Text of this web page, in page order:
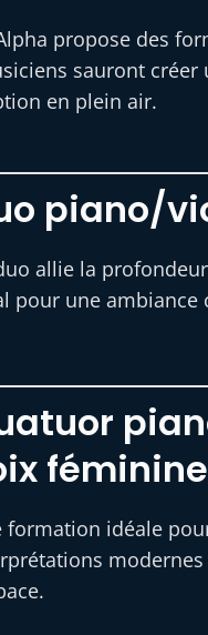
propose des
sauront
en plein air.
piano/
allie la
pour une ambiance
féminine
formation idéale